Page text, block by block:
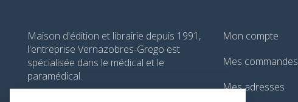
Maison d'édition et librairie depuis 1991,
l'entreprise Vernazobres-Grego est
spécialisée dans le médical et le
paramédical.
Mon compte
Mes commandes
Mes adresses